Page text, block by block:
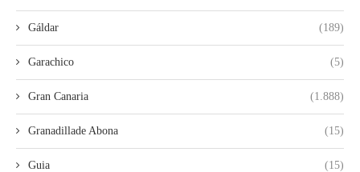
Gáldar (189)
Garachico (5)
Gran Canaria (1.888)
Granadillade Abona (15)
Guia (15)